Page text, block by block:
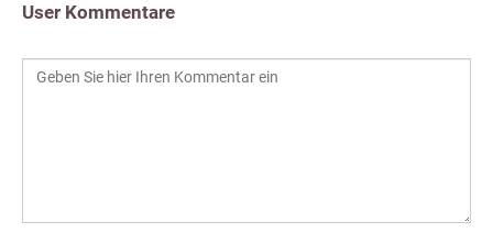
User Kommentare